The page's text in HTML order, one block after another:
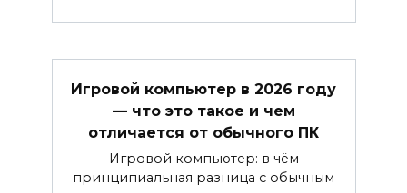
Игровой компьютер в 2026 году
— что это такое и чем
отличается от обычного ПК
Игровой компьютер: в чём
принципиальная разница с обычным